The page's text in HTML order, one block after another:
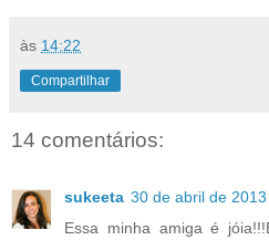
às 14:22
Compartilhar
14 comentários:
sukeeta 30 de abril de
Essa minha amiga é